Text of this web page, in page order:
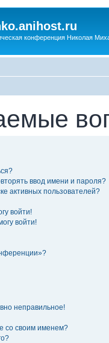
конференция Николая
ввод имени и пароля?
активных пользователей?
войти!
войти!
неправильное!
со своим именем?